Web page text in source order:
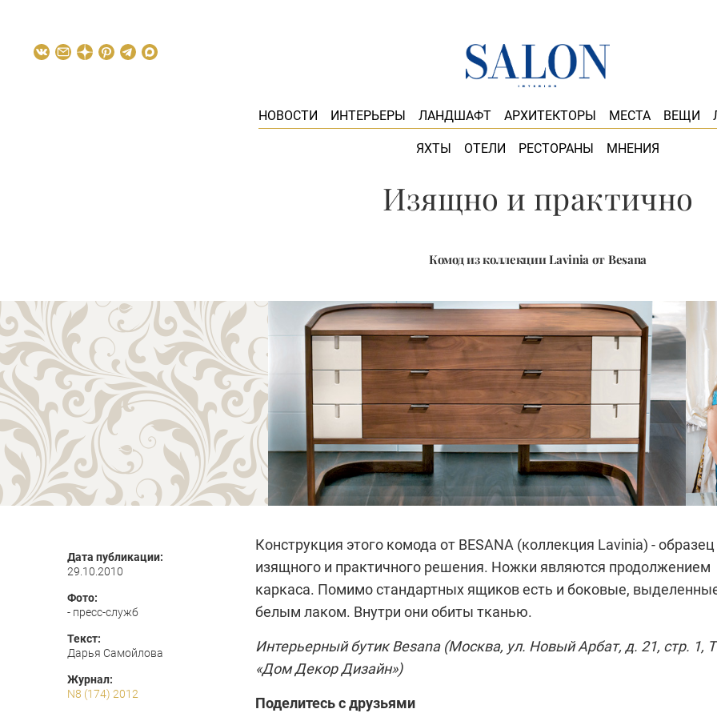
НОВОСТИ ИНТЕРЬЕРЫ ЛАНДШАФТ АРХИТЕКТОРЫ МЕСТА ВЕЩИ
ЯХТЫ ОТЕЛИ РЕСТОРАНЫ МНЕНИЯ
Изящно и практично
Комод из коллекции Lavinia от Besana
Дата публикации:
29.10.2010
Фото:
- пресс-служб
Текст:
Дарья Самойлова
Журнал:
N8 (174) 2012
Конструкция этого комода от BESANA (коллекция Lavinia) - образец
изящного и практичного решения. Ножки являются продолжением
каркаса. Помимо стандартных ящиков есть и боковые,
белым лаком. Внутри они обиты тканью.
Интерьерный бутикBesana(Москва, ул. Новый Арбат, д. 21, стр. 1,
«Дом Декор Дизайн»)
Поделитесь с друзьями